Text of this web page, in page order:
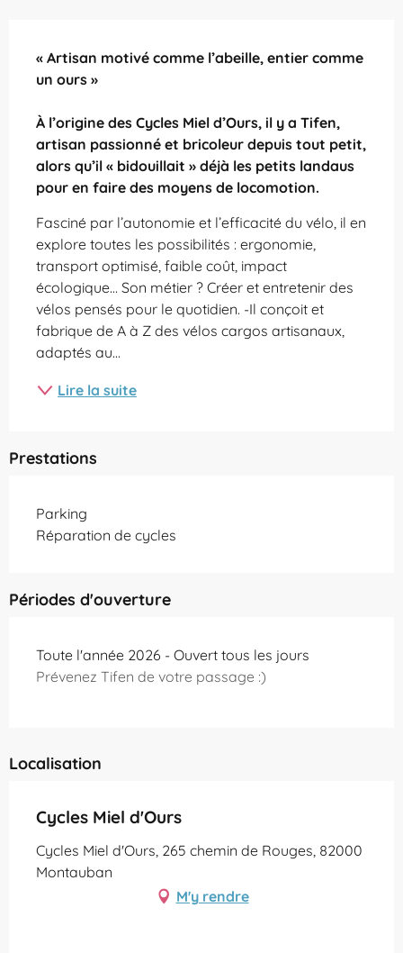
« Artisan motivé comme l’abeille, entier comme
un ours »
À l’origine des Cycles Miel d’Ours, il y a Tifen,
artisan passionné et bricoleur depuis tout petit,
alors qu’il « bidouillait » déjà les petits landaus
pour en faire des moyens de locomotion.
Fasciné par l’autonomie et l’efficacité du vélo, il en
explore toutes les possibilités : ergonomie,
transport optimisé, faible coût, impact
écologique… Son métier ? Créer et entretenir des
vélos pensés pour le quotidien. -Il conçoit et
fabrique de A à Z des vélos cargos artisanaux,
adaptés au...
Lire la suite
Prestations
Parking
Réparation de cycles
Périodes d'ouverture
Toute l'année 2026 - Ouvert tous les jours
Prévenez Tifen de votre passage :)
Localisation
Cycles Miel d'Ours
Cycles Miel d'Ours, 265 chemin de Rouges, 82000
Montauban
M'y rendre